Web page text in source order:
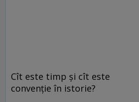
Cît este timp și cît este
convenție în istorie?